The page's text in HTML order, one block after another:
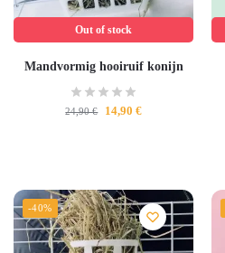
Out of stock
Mandvormig hooiruif konijn
24,90€ 14,90 €
-40%